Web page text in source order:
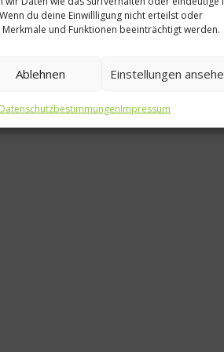
du deine Einwillligung nicht erteilst oder
und Funktionen beeinträchtigt werden.
Ablehnen Einstellungen
DatenschutzbestimmungenImpressum